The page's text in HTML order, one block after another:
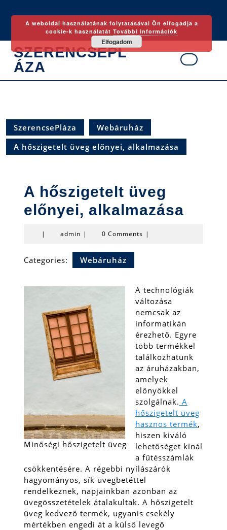
content
SZERENCSEPL
ÁZA
Open
SzerencsePláza
Webáruház
A hőszigetelt üveg előnyei, alkalmazása
A hőszigetelt üveg
előnyei, alkalmazása
| admin admin
| 0 Comments |
Categories: Webáruház
Minőségi hőszigetelt üveg
A technológiák
változása
nemcsak az
informatikán
érezhető. Egyre
több termékkel
találkozhatunk
az áruházakban,
amelyek
előnyökkel
szolgálnak. A
hőszigetelt üveg
hasznos termék,
hiszen kiváló
lehetőséget kínál
a fűtésszámlák
csökkentésére. A régebbi nyílászárók
hagyományos, sík üvegbetéttel
rendelkeznek, napjainkban azonban az
üvegösszetételek átalakultak. A hőszigetelt
üveg kedvező termék, ugyanis csekély
mértékben engedi át a külső levegő
A weboldal használatának folytatásával Ön elfogadja a
cookie-k használatátTovábbi információk
Elfogadom